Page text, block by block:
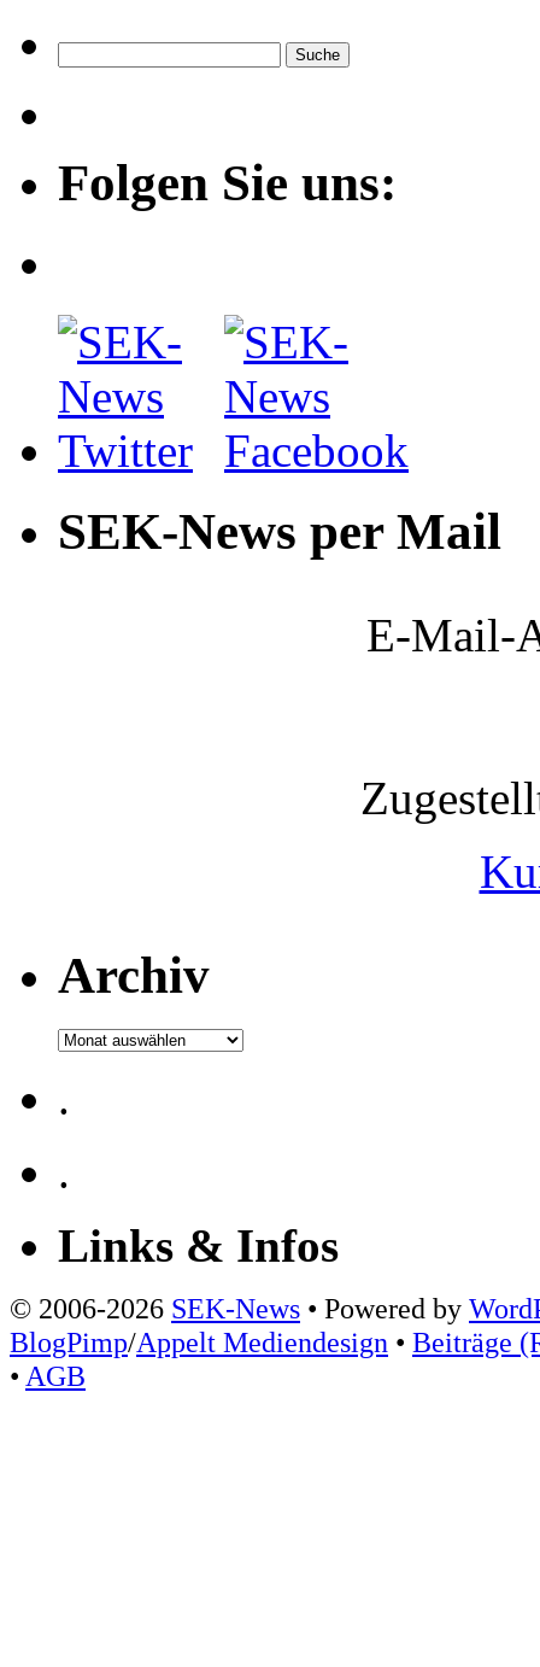
Folgen Sie uns:
SEK-News per Mail
E-Mail-
Archiv
Archiv
.
.
Links & Infos
© 2006-2026 SEK-News • Powered by
BlogPimp/Appelt Mediendesign • Beiträge
• AGB